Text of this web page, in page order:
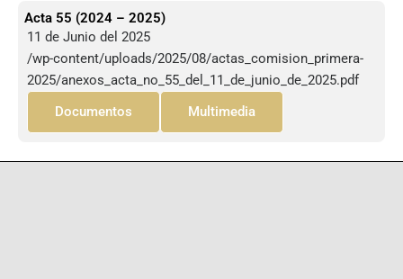
Acta 55 (2024 – 2025)
11 de Junio del 2025
/wp-content/uploads/2025/08/actas_comision_primera-
2025/anexos_acta_no_55_del_11_de_junio_de_2025.pdf
Documentos
Multimedia